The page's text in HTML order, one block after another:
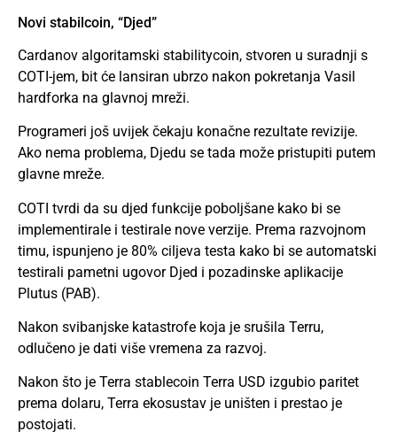
Novi stabilcoin, “Djed”
Cardanov algoritamski stabilitycoin, stvoren u suradnji s
COTI-jem, bit će lansiran ubrzo nakon pokretanja Vasil
hardforka na glavnoj mreži.
Programeri još uvijek čekaju konačne rezultate revizije.
Ako nema problema, Djedu se tada može pristupiti putem
glavne mreže.
COTI tvrdi da su djed funkcije poboljšane kako bi se
implementirale i testirale nove verzije. Prema razvojnom
timu, ispunjeno je 80% ciljeva testa kako bi se automatski
testirali pametni ugovor Djed i pozadinske aplikacije
Plutus (PAB).
Nakon svibanjske katastrofe koja je srušila Terru,
odlučeno je dati više vremena za razvoj.
Nakon što je Terra stablecoin Terra USD izgubio paritet
prema dolaru, Terra ekosustav je uništen i prestao je
postojati.